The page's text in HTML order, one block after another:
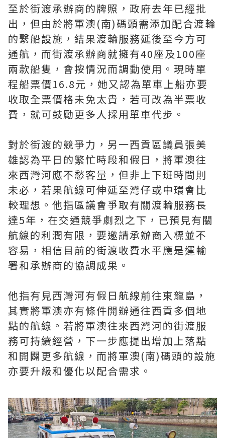
至於街渡承辦商的牌照，政府去年已經批
出，但由於將軍澳(南)碼頭需添加配合渡輪
的繋船設施，結果渡輪服務延後至今方可
通航，而街渡承辦商就擁有40座及100座
兩款船隻，會按情況而調動使用。現時單
程船票價16.8元，她又認為單車上船亦要
收取全票價格未免太貴，若可改為半票收
費，就可鼓勵更多人採用單車代步。
對於街渡的競爭力，另一西貢區議員張美
雄認為平日的繁忙時段和假日，將軍澳往
來西灣河應不愁客量，但非上下班時間則
未必，若果航線可伸延至灣仔或中環會比
較理想。他指區議會爭取有關渡輪服務長
達5年，在交通競爭劇烈之下，已預見有關
航線的利潤有限，要邀請承辦商入標並不
容易，相信目前的街渡收費水平應是運輸
署和承辦商的協調成果。
他指有見西灣河有假日航線前往東龍島，
其實將軍澳亦有條件開辦通往西貢多個地
點的航線。若將軍澳往來西灣河的街渡服
務可持續經營，下一步應提出增加上落點
和開闢更多航線，而將軍澳(南)碼頭的設施
亦要升級和優化以配合需求。